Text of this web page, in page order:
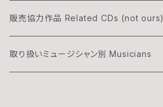
DOGON
THREE & ONLY
販売協力作品 Related CDs (not ours)
取り扱いミュージシャン別 Musicians